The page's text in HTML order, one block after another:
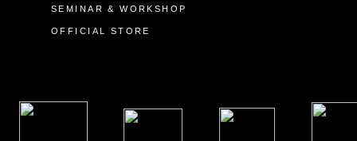
SEMINAR & WORKSHOP
OFFICIAL STORE